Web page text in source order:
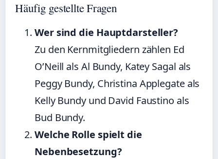
Häufig gestellte Fragen
Wer sind die Hauptdarsteller?
Zu den Kernmitgliedern zählen Ed
O’Neill als Al Bundy, Katey Sagal als
Peggy Bundy, Christina Applegate als
Kelly Bundy und David Faustino als
Bud Bundy.
Welche Rolle spielt die
Nebenbesetzung?